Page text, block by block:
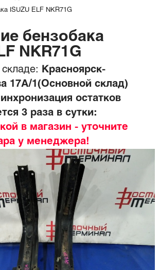
ISUZU ELF NKR71G
бензобака
NKR71G
Красноярск-
17А/1(Основной склад)
остатков
3 раза в сутки:
в магазин - уточните
у менеджера!